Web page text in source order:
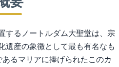
するノートルダム大聖堂は、宗
遺産の象徴として最も有名なも
るマリアに捧げられたこのカ